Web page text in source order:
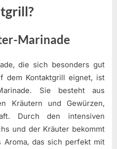
Marinade
die sich besonders gut
dem Kontaktgrill eignet, ist
Sie besteht aus
Kräutern und Gewürzen,
Durch den intensiven
und der Kräuter bekommt
Aroma, das sich perfekt mit